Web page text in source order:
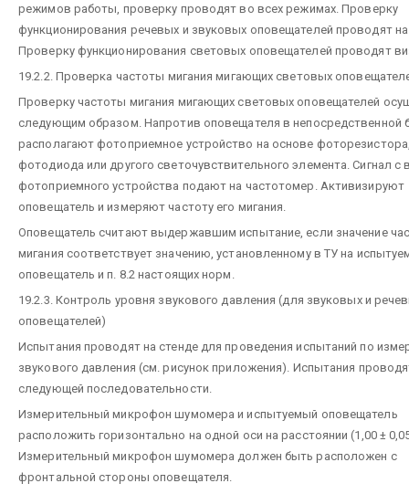
режимов работы, проверку проводят во всех режимах. Проверку
функционирования речевых и звуковых оповещателей проводят на
Проверку функционирования световых оповещателей проводят
19.2.2. Проверка частоты мигания мигающих световых
Проверку частоты мигания мигающих световых оповещателей
следующим образом. Напротив оповещателя в непосредственной
располагают фотоприемное устройство на основе
фотодиода или другого светочувствительного элемента. Сигнал с
фотоприемного устройства подают на частотомер. Активизируют
оповещатель и измеряют частоту его мигания.
Оповещатель считают выдержавшим испытание, если значение
мигания соответствует значению, установленному в ТУ на
оповещатель и п. 8.2 настоящих норм.
19.2.3. Контроль уровня звукового давления (для звуковых и
оповещателей)
Испытания проводят на стенде для проведения испытаний по
звукового давления (см. рисунок приложения). Испытания
следующей последовательности.
Измерительный микрофон шумомера и испытуемый оповещатель
расположить горизонтально на одной оси на расстоянии (1,00 ±
Измерительный микрофон шумомера должен быть расположен с
фронтальной стороны оповещателя.